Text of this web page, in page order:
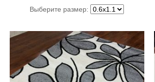
Выберите размер: